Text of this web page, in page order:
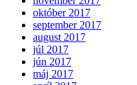
október 2017
september 2017
august 2017
júl 2017
jún 2017
máj 2017